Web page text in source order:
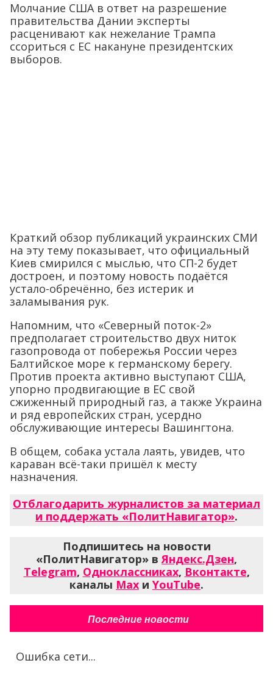
Молчание США в ответ на разрешение
правительства Дании эксперты
расценивают как нежелание Трампа
ссориться с ЕС накануне президентских
выборов.
Краткий обзор публикаций украинских СМИ
на эту тему показывает, что официальный
Киев смирился с мыслью, что СП-2 будет
достроен, и поэтому новость подаётся
устало-обречённо, без истерик и
заламывания рук.
Напомним, что «Северный поток-2»
предполагает строительство двух ниток
газопровода от побережья России через
Балтийское море к германскому берегу.
Против проекта активно выступают США,
упорно продвигающие в ЕС свой
сжиженный природный газ, а также Украина
и ряд европейских стран, усердно
обслуживающие интересы Вашингтона.
В общем, собака устала лаять, увидев, что
караван всё-таки пришёл к месту
назначения.
Отблагодарить журналистов за материал
и поддержать «ПолитНавигатор».
Подпишитесь на новости
«ПолитНавигатор» вЯндекс.Дзен,
Telegram, Одноклассниках, Вконтакте,
каналы Max и YouTube.
Последние новости
Ошибка сети...